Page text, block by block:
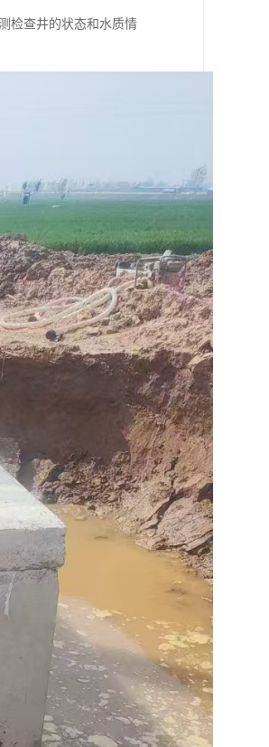
检查井的状态和水质情